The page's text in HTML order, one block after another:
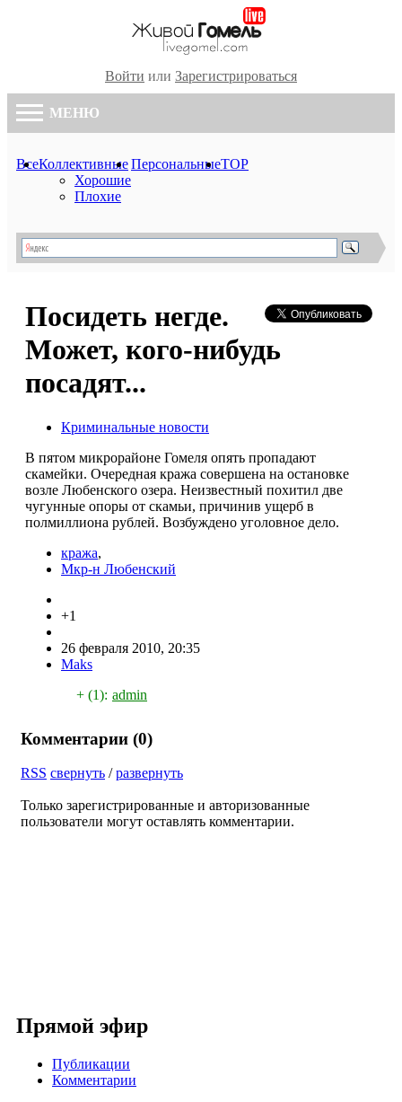
Войти или Зарегистрироваться
МЕНЮ
ВсеКоллективные
Хорошие
Плохие
ПерсональныеTOP
Посидеть негде.
Может, кого-нибудь
посадят...
Криминальные новости
В пятом микрорайоне Гомеля опять пропадают
скамейки. Очередная кража совершена на остановке
возле Любенского озера. Неизвестный похитил две
чугунные опоры от скамьи, причинив ущерб в
полмиллиона рублей. Возбуждено уголовное дело.
кража,
Мкр-н Любенский
+1
26 февраля 2010, 20:35
Maks
+ (1): admin
Комментарии (0)
RSS свернуть /развернуть
Только зарегистрированные и авторизованные
пользователи могут оставлять комментарии.
Прямой эфир
Публикации
Комментарии